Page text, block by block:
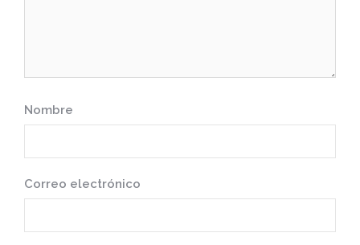
Nombre
Correo electrónico